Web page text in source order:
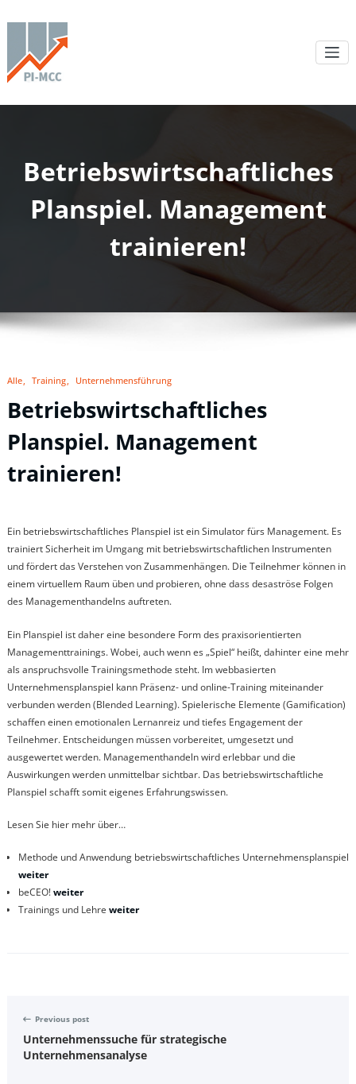
Betriebswirtschaftliches
Planspiel. Management
trainieren!
Alle Training Unternehmensführung
Betriebswirtschaftliches
Planspiel. Management
trainieren!
Ein betriebswirtschaftliches Planspiel ist ein Simulator fürs Management. Es
trainiert Sicherheit im Umgang mit betriebswirtschaftlichen Instrumenten
und fördert das Verstehen von Zusammenhängen. Die Teilnehmer können in
einem virtuellem Raum üben und probieren, ohne dass desaströse Folgen
des Managementhandelns auftreten.
Ein Planspiel ist daher eine besondere Form des praxisorientierten
Managementtrainings. Wobei, auch wenn es „Spiel“ heißt, dahinter eine mehr
als anspruchsvolle Trainingsmethode steht. Im webbasierten
Unternehmensplanspiel kann Präsenz- und online-Training miteinander
verbunden werden (Blended Learning). Spielerische Elemente (Gamification)
schaffen einen emotionalen Lernanreiz und tiefes Engagement der
Teilnehmer. Entscheidungen müssen vorbereitet, umgesetzt und
ausgewertet werden. Managementhandeln wird erlebbar und die
Auswirkungen werden unmittelbar sichtbar. Das betriebswirtschaftliche
Planspiel schafft somit eigenes Erfahrungswissen.
Lesen Sie hier mehr über…
Methode und Anwendung betriebswirtschaftliches Unternehmensplanspiel
weiter
beCEO!weiter
Trainings und Lehre weiter
Previous post
Unternehmenssuche für strategische
Unternehmensanalyse